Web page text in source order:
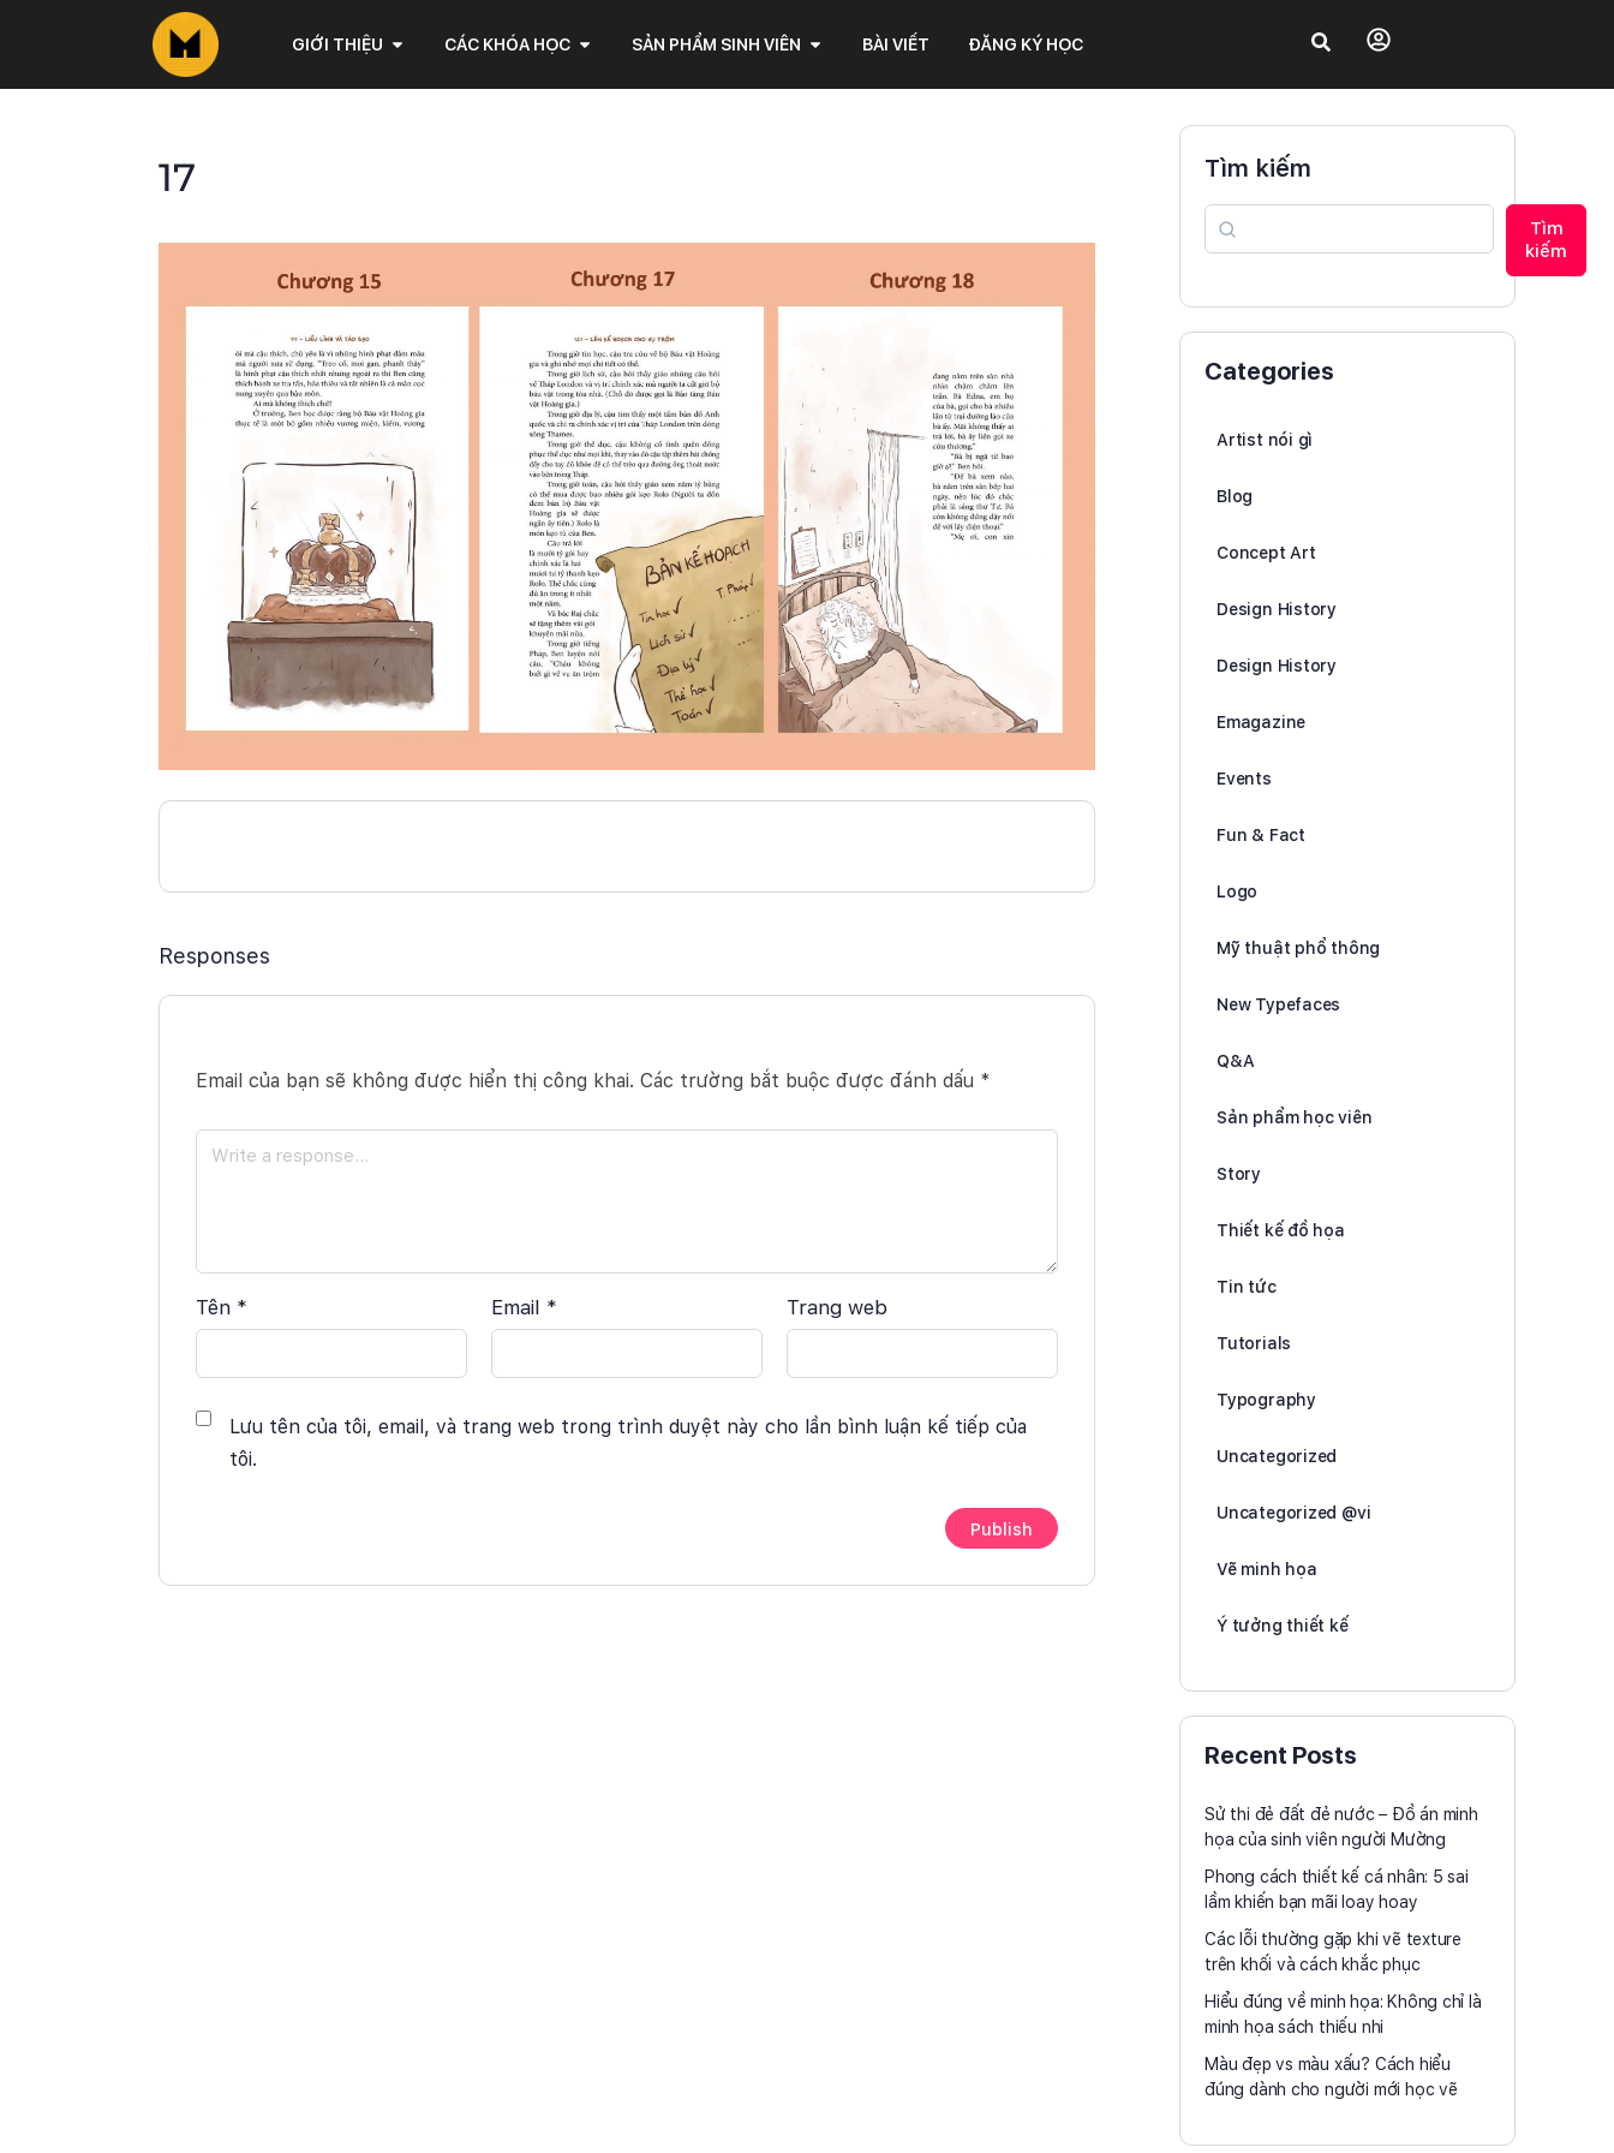
GIỚI THIỆU CÁC KHÓA HỌC SẢN PHẨM SINH VIÊN BÀI VIẾT ĐĂNG KÝ HỌC
17
Responses
Email của bạn sẽ không được hiển thị công khai. Các trường bắt buộc được đánh dấu *
Tên * Email * Trang web
Lưu tên của tôi, email, và trang web trong trình duyệt này cho lần bình luận kế tiếp của
tôi.
Tìm kiếm
Tìm
kiếm
Categories
Artist nói gì
Blog
Concept Art
Design History
Design History
Emagazine
Events
Fun & Fact
Logo
Mỹ thuật phổ thông
New Typefaces
Q&A
Sản phẩm học viên
Story
Thiết kế đồ họa
Tin tức
Tutorials
Typography
Uncategorized
Uncategorized @vi
Vẽ minh họa
Ý tưởng thiết kế
Recent Posts
Sử thi đẻ đất đẻ nước – Đồ án minh
họa của sinh viên người Mường
Phong cách thiết kế cá nhân: 5 sai
lầm khiến bạn mãi loay hoay
Các lỗi thường gặp khi vẽ texture
trên khối và cách khắc phục
Hiểu đúng về minh họa: Không chỉ là
minh họa sách thiếu nhi
Màu đẹp vs màu xấu? Cách hiểu
đúng dành cho người mới học vẽ